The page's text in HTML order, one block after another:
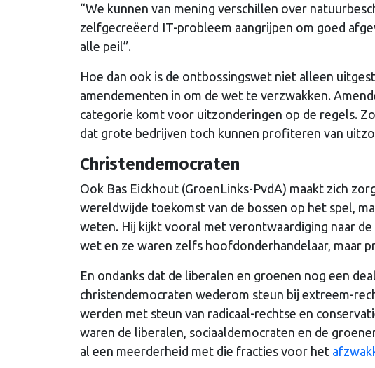
“We kunnen van mening verschillen over
zelfgecreëerd IT-probleem aangrijpen om goed
alle peil”.
Hoe dan ook is de ontbossingswet niet alleen
amendementen in om de wet te verzwakken.
categorie komt voor uitzonderingen op de regels.
dat grote bedrijven toch kunnen profiteren van
Christendemocraten
Ook Bas Eickhout (GroenLinks-PvdA) maakt zich
wereldwijde toekomst van de bossen op het spel,
weten. Hij kijkt vooral met verontwaardiging naar
wet en ze waren zelfs hoofdonderhandelaar, maar
En ondanks dat de liberalen en groenen nog een
christendemocraten wederom steun bij extreem-
werden met steun van radicaal-rechtse en
waren de liberalen, sociaaldemocraten en de
al een meerderheid met die fracties voor het